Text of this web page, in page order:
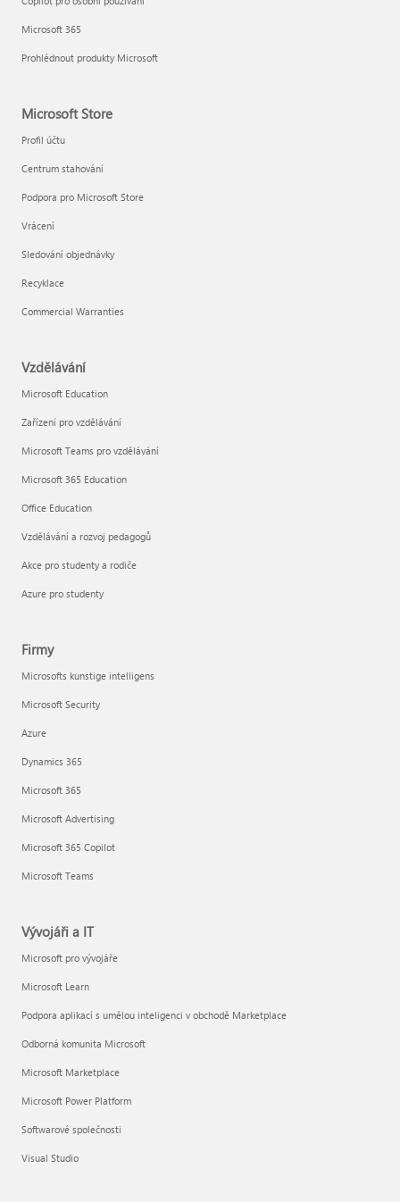
Microsoft 365
Prohlédnout produkty Microsoft
Microsoft Store
Profil účtu
Centrum stahování
Podpora pro Microsoft Store
Vrácení
Sledování objednávky
Recyklace
Commercial Warranties
Vzdělávání
Microsoft Education
Zařízení pro vzdělávání
Microsoft Teams pro vzdělávání
Microsoft 365 Education
Office Education
Vzdělávání a rozvoj pedagogů
Akce pro studenty a rodiče
Azure pro studenty
Firmy
Microsofts kunstige intelligens
Microsoft Security
Azure
Dynamics 365
Microsoft 365
Microsoft Advertising
Microsoft 365 Copilot
Microsoft Teams
Vývojáři a IT
Microsoft pro vývojáře
Microsoft Learn
Podpora aplikací s umělou inteligenci v obchodě Marketplace
Odborná komunita Microsoft
Microsoft Marketplace
Microsoft Power Platform
Softwarové společnosti
Visual Studio